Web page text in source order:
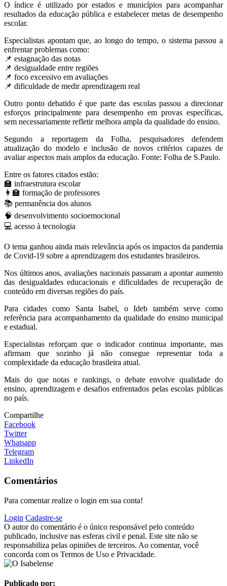
O índice é utilizado por estados e municípios para acompanhar
resultados da educação pública e estabelecer metas de desempenho
escolar.
Especialistas apontam que, ao longo do tempo, o sistema passou a
enfrentar problemas como:
📌 estagnação das notas
📌 desigualdade entre regiões
📌 foco excessivo em avaliações
📌 dificuldade de medir aprendizagem real
Outro ponto debatido é que parte das escolas passou a direcionar
esforços principalmente para desempenho em provas específicas,
sem necessariamente refletir melhora ampla da qualidade do ensino.
Segundo a reportagem da Folha, pesquisadores defendem
atualização do modelo e inclusão de novos critérios capazes de
avaliar aspectos mais amplos da educação. Fonte: Folha de S.Paulo.
Entre os fatores citados estão:
🏫 infraestrutura escolar
👩‍🏫 formação de professores
📚 permanência dos alunos
🧠 desenvolvimento socioemocional
💻 acesso à tecnologia
O tema ganhou ainda mais relevância após os impactos da pandemia
de Covid-19 sobre a aprendizagem dos estudantes brasileiros.
Nos últimos anos, avaliações nacionais passaram a apontar aumento
das desigualdades educacionais e dificuldades de recuperação de
conteúdo em diversas regiões do país.
Para cidades como Santa Isabel, o Ideb também serve como
referência para acompanhamento da qualidade do ensino municipal
e estadual.
Especialistas reforçam que o indicador continua importante, mas
afirmam que sozinho já não consegue representar toda a
complexidade da educação brasileira atual.
Mais do que notas e rankings, o debate envolve qualidade do
ensino, aprendizagem e desafios enfrentados pelas escolas públicas
no país.
Compartilhe
Facebook
Twitter
Whatsapp
Telegram
LinkedIn
Comentários
Para comentar realize o login em sua conta!
Login Cadastre-se
O autor do comentário é o único responsável pelo conteúdo
publicado, inclusive nas esferas civil e penal. Este site não se
responsabiliza pelas opiniões de terceiros. Ao comentar, você
concorda com os Termos de Uso e Privacidade.
Publicado por: